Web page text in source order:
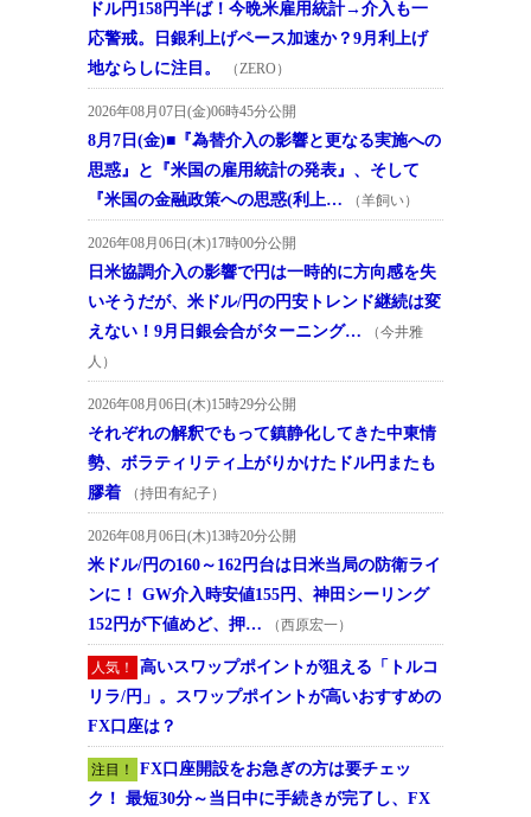
ドル円158円半ば！今晩米雇用統計→介入も一
応警戒。日銀利上げペース加速か？9月利上げ
地ならしに注目。
（ZERO）
2026年08月07日(金)06時45分公開
8月7日(金)■『為替介入の影響と更なる実施への
思惑』と『米国の雇用統計の発表』、そして
『米国の金融政策への思惑(利上…
（羊飼い）
2026年08月06日(木)17時00分公開
日米協調介入の影響で円は一時的に方向感を失
いそうだが、米ドル/円の円安トレンド継続は変
えない！9月日銀会合がターニング…
（今井雅
人）
2026年08月06日(木)15時29分公開
それぞれの解釈でもって鎮静化してきた中東情
勢、ボラティリティ上がりかけたドル円またも
膠着
（持田有紀子）
2026年08月06日(木)13時20分公開
米ドル/円の160～162円台は日米当局の防衛ライ
ンに！ GW介入時安値155円、神田シーリング
152円が下値めど、押…
（西原宏一）
人気！
高いスワップポイントが狙える「トルコ
リラ/円」。スワップポイントが高いおすすめの
FX口座は？
注目！
FX口座開設をお急ぎの方は要チェッ
ク！ 最短30分～当日中に手続きが完了し、FX